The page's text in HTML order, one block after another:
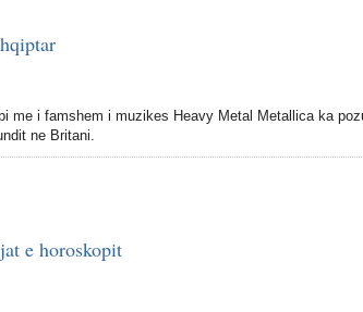
me i famshem i muzikes Heavy Metal Metallica ka
ne Britani.
e horoskopit